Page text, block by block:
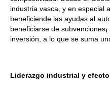
industria vasca, y en especial
beneficiende las ayudas al
beneficiarse de
inversión, a lo que se suma
Liderazgo industrial y